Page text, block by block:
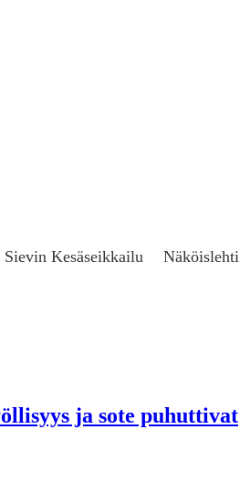
Sievin Kesäseikkailu Näköislehti
ja sote puhuttivat